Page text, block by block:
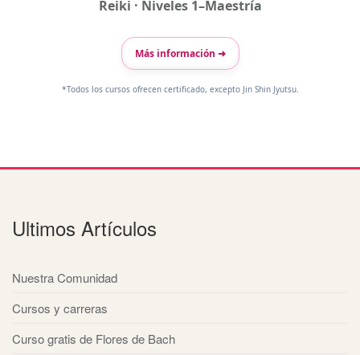
Reiki · Niveles 1–Maestría
Más información ➜
*Todos los cursos ofrecen certificado, excepto Jin Shin Jyutsu.
Ultimos Artículos
Nuestra Comunidad
Cursos y carreras
Curso gratis de Flores de Bach